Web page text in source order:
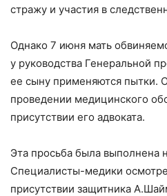
стражу и участия в
Однако 7 июня мать
у руководства Генеральной
ее сыну применяются пытки.
проведении медицинского
присутствии его адвоката.
Эта просьба была выполнена
Специалисты-медики
присутствии защитника